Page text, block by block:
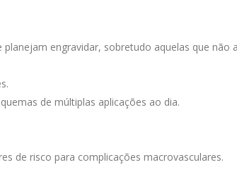
engravidar, sobretudo aquelas que
de múltiplas aplicações ao dia.
de risco para complicações macrovasculares.